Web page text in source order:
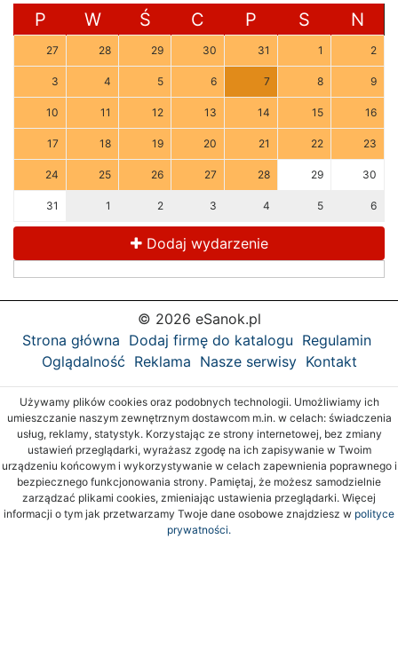
P W Ś C P S N
27 28 29 30 31 1 2
3 4 5 6 7 8 9
10 11 12 13 14 15 16
17 18 19 20 21 22 23
24 25 26 27 28 29 30
31 1 2 3 4 5 6
Dodaj wydarzenie
© 2026 eSanok.pl
Strona główna Dodaj firmę do katalogu Regulamin
Oglądalność Reklama Nasze serwisy Kontakt
Używamy plików cookies oraz podobnych technologii. Umożliwiamy ich
umieszczanie naszym zewnętrznym dostawcom m.in. w celach: świadczenia
usług, reklamy, statystyk. Korzystając ze strony internetowej, bez zmiany
ustawień przeglądarki, wyrażasz zgodę na ich zapisywanie w Twoim
urządzeniu końcowym i wykorzystywanie w celach zapewnienia poprawnego i
bezpiecznego funkcjonowania strony. Pamiętaj, że możesz samodzielnie
zarządzać plikami cookies, zmieniając ustawienia przeglądarki. Więcej
informacji o tym jak przetwarzamy Twoje dane osobowe znajdziesz w polityce
prywatności.